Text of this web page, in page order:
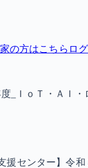
の方はこちら ロ
_ＩｏＴ・ＡＩ
援センター】令